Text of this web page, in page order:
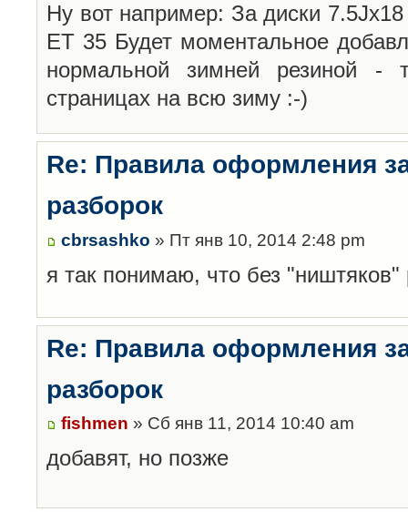
Ну вот например: За диски
ET 35 Будет моментальное
нормальной зимней резиной
страницах на всю зиму :-)
Re: Правила оформления
разборок
cbrsashko » Пт янв 10, 2014 2:48 pm
я так понимаю, что без "ништяков"
Re: Правила оформления
разборок
fishmen » Сб янв 11, 2014 10:40 am
добавят, но позже